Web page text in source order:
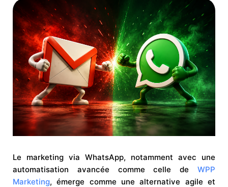
Le marketing via WhatsApp, notamment avec une
automatisation avancée comme celle de WPP
Marketing, émerge comme une alternative agile et